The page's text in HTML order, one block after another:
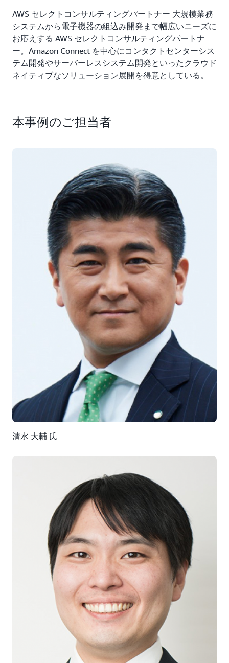
AWS セレクトコンサルティングパートナー 大規模業務
システムから電子機器の組込み開発まで幅広いニーズに
お応えする AWS セレクトコンサルティングパートナ
ー。Amazon Connect を中心にコンタクトセンターシス
テム開発やサーバーレスシステム開発といったクラウド
ネイティブなソリューション展開を得意としている。
本事例のご担当者
清水 大輔 氏